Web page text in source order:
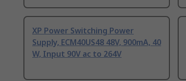
XP Power Switching Power
Supply, ECM40US48 48V, 900mA, 40
W, Input 90V ac to 264V